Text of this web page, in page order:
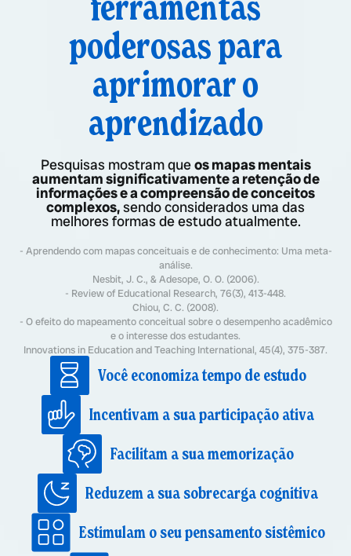
poderosas para
aprimorar o
aprendizado
Pesquisas mostram queos mapas mentais
aumentam significativamente a retenção de
informações e a compreensão de conceitos
complexos,sendo considerados uma das
melhores formas de estudo atualmente.
- Aprendendo com mapas conceituais e de conhecimento: Uma meta-
análise.
Nesbit, J. C., & Adesope, O. O. (2006).
- Review of Educational Research, 76(3), 413-448.
Chiou, C. C. (2008).
- O efeito do mapeamento conceitual sobre o desempenho acadêmico
e o interesse dos estudantes.
Innovations in Education and Teaching International, 45(4), 375-387.
Você economiza tempo de estudo
Incentivam a sua participação ativa
Facilitam a sua memorização
Reduzem a sua sobrecarga cognitiva
Estimulam o seu pensamento sistêmico